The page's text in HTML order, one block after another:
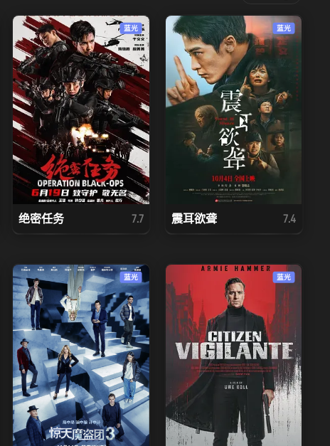
蓝光
绝密任务 7.7
蓝光
震耳欲聋 7.4
蓝光 蓝光